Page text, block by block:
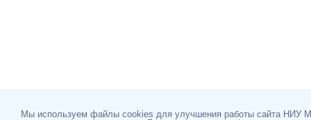
Мы используем файлы cookies для улучшения работы сайта НИУ